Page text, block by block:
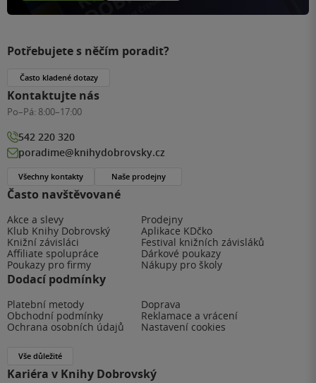
Často navštěvované
Akce a slevy
Prodejny
Klub Knihy Dobrovský
Aplikace KDčko
Knižní závisláci
Festival knižních závisláků
Affiliate spolupráce
Dárkové poukazy
Poukazy pro firmy
Nákupy pro školy
Dodací podmínky
Platební metody
Doprava
Obchodní podmínky
Reklamace a vrácení
Ochrana osobních údajů
Nastavení cookies
Vše důležité
Kariéra v Knihy Dobrovský
Potřebujete s něčím poradit?
Často kladené dotazy
Kontaktujte nás
Po–Pá: 8:00–17:00
542 220 320
poradime@knihydobrovsky.cz
Všechny kontakty Naše prodejny